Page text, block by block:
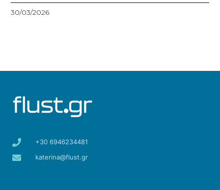
30/03/2026
+30 6946234481
katerina@flust.gr